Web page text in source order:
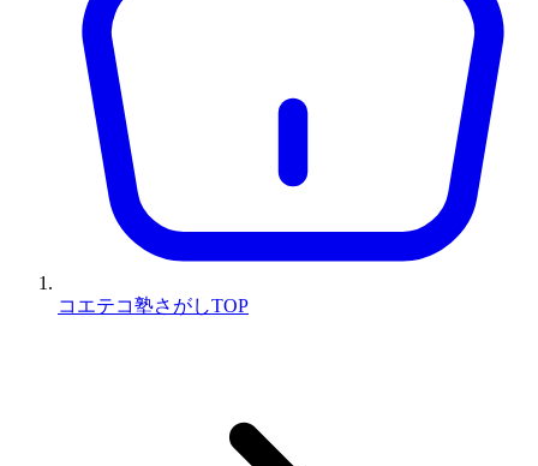
コエテコ塾さがしTOP